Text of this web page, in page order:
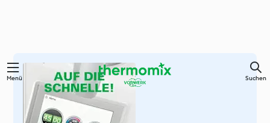
Zum
Hauptinhalt
springen
Menü Suchen